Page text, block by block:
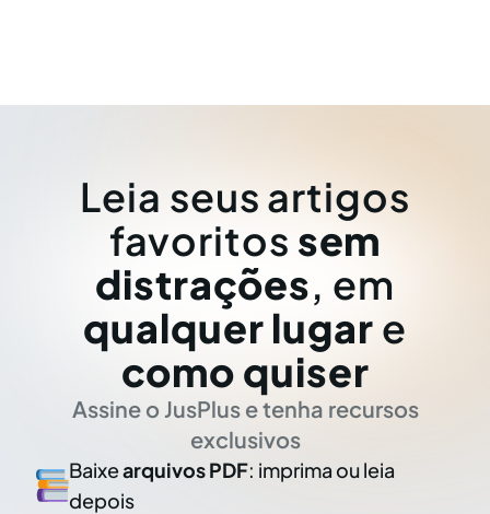
Leia seus artigos
favoritos sem
distrações, em
qualquer lugar e
como quiser
Assine o JusPlus e tenha recursos
exclusivos
Baixearquivos PDF: imprima ou leia
depois